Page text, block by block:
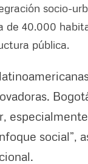
socio-
de 40.000
pública.
social”,